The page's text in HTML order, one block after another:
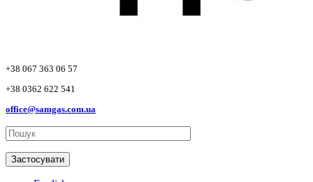
+38 067 363 06 57
+38 0362 622 541
office@samgas.com.ua
Застосувати